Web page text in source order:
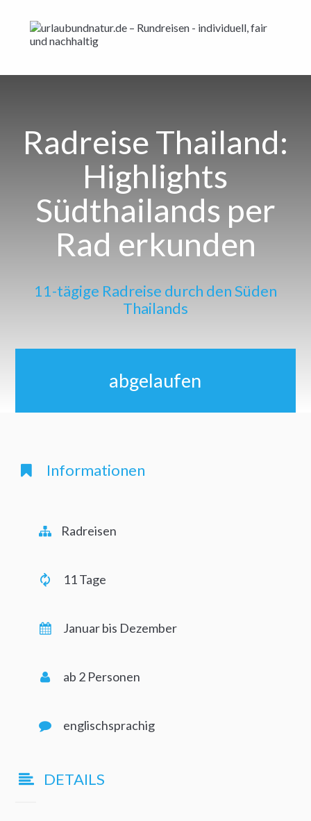
Radreise Thailand:
Highlights
Südthailands per
Rad erkunden
11-tägige Radreise durch den Süden
Thailands
abgelaufen
Informationen
Radreisen
11 Tage
Januar bis Dezember
ab 2 Personen
englischsprachig
DETAILS